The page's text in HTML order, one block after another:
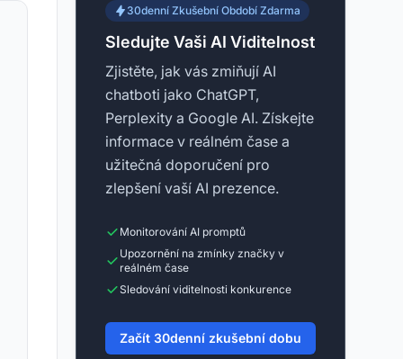
30denní Zkušební Období Zdarma
Sledujte Vaši AI Viditelnost
Zjistěte, jak vás zmiňují AI
chatboti jako ChatGPT,
Perplexity a Google AI. Získejte
informace v reálném čase a
užitečná doporučení pro
zlepšení vaší AI prezence.
Monitorování AI promptů
Upozornění na zmínky značky v
reálném čase
Sledování viditelnosti konkurence
Začít 30denní zkušební dobu